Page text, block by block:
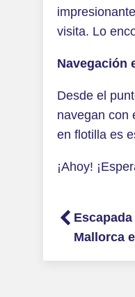
visita. Lo
Navegación
Desde el
navegan con
en flotilla es
¡Ahoy!
Mallorca